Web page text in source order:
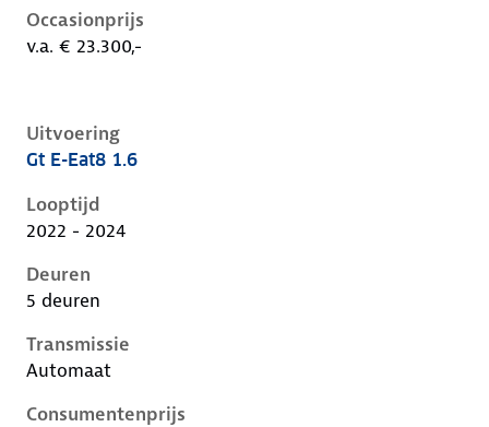
Occasionprijs
v.a. € 23.300,-
Uitvoering
Peugeot 408 i, 1.6, 133 kW, Plug-in Hybride
Gt E-Eat8 1.6
Looptijd
2022 - 2024
Deuren
5 deuren
Transmissie
Automaat
Consumentenprijs